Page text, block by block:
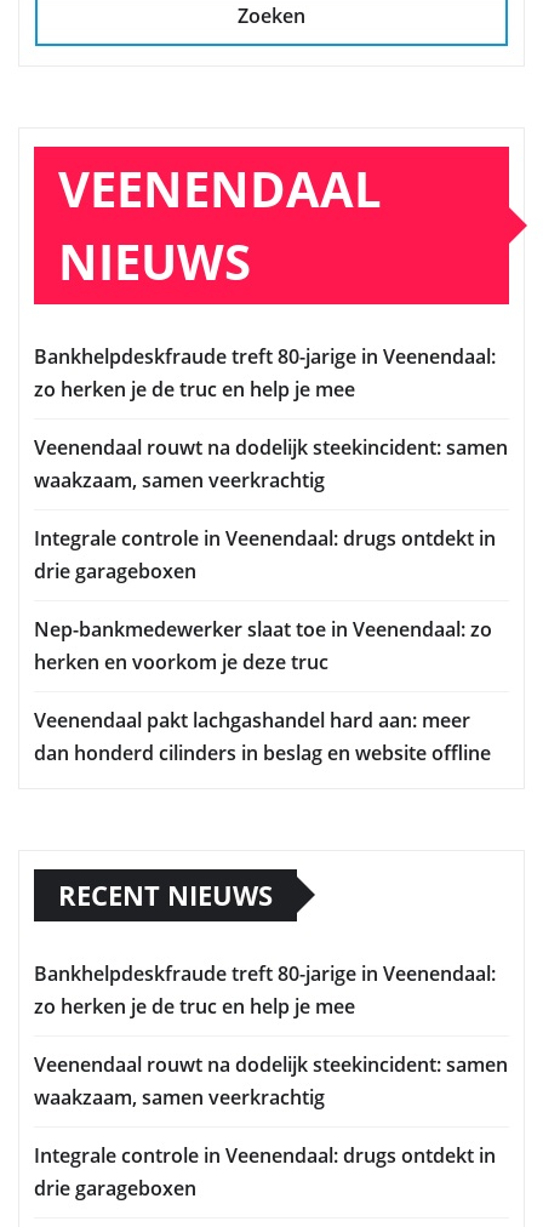
Zoeken
VEENENDAAL
NIEUWS
Bankhelpdeskfraude treft 80-jarige in Veenendaal:
zo herken je de truc en help je mee
Veenendaal rouwt na dodelijk steekincident: samen
waakzaam, samen veerkrachtig
Integrale controle in Veenendaal: drugs ontdekt in
drie garageboxen
Nep-bankmedewerker slaat toe in Veenendaal: zo
herken en voorkom je deze truc
Veenendaal pakt lachgashandel hard aan: meer
dan honderd cilinders in beslag en website offline
RECENT NIEUWS
Bankhelpdeskfraude treft 80-jarige in Veenendaal:
zo herken je de truc en help je mee
Veenendaal rouwt na dodelijk steekincident: samen
waakzaam, samen veerkrachtig
Integrale controle in Veenendaal: drugs ontdekt in
drie garageboxen